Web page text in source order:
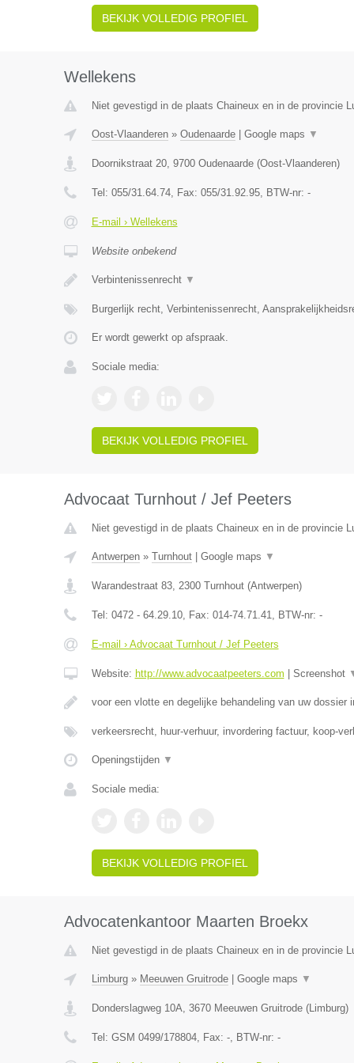
BEKIJK VOLLEDIG PROFIEL
Wellekens
Niet gevestigd in de plaats Chaineux en in de provincie
Oost-Vlaanderen» Oudenaarde| Google maps ▼
Doornikstraat 20, 9700 Oudenaarde(Oost-Vlaanderen)
Tel: 055/31.64.74, Fax: 055/31.92.95, BTW-nr: -
E-mail › Wellekens
Website onbekend
Verbintenissenrecht ▼
Burgerlijk recht, Verbintenissenrecht,
Er wordt gewerkt op afspraak.
Sociale media:
BEKIJK VOLLEDIG PROFIEL
Advocaat Turnhout / Jef Peeters
Niet gevestigd in de plaats Chaineux en in de provincie
Antwerpen» Turnhout| Google maps ▼
Warandestraat 83, 2300 Turnhout(Antwerpen)
Tel: 0472 - 64.29.10, Fax: 014-74.71.41, BTW-nr: -
E-mail › Advocaat Turnhout / Jef Peeters
Website: http://www.advocaatpeeters.com Screenshot
voor een vlotte en degelijke behandeling van uw dossier
verkeersrecht, huur-verhuur, invordering factuur, koop-
Openingstijden ▼
Sociale media:
BEKIJK VOLLEDIG PROFIEL
Advocatenkantoor Maarten Broekx
Niet gevestigd in de plaats Chaineux en in de provincie
Limburg» Meeuwen Gruitrode| Google maps ▼
Donderslagweg 10A, 3670 Meeuwen Gruitrode(Limburg)
Tel: GSM 0499/178804, Fax: -, BTW-nr: -